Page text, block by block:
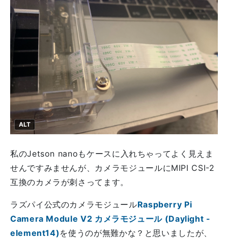
ALT
私のJetson nanoもケースに入れちゃってよく見えま
せんですみませんが、カメラモジュールにMIPI CSI-2
互換のカメラが刺さってます。
ラズパイ公式のカメラモジュールRaspberry Pi
Camera Module V2 カメラモジュール (Daylight -
element14) を使うのが無難かな？と思いましたが、